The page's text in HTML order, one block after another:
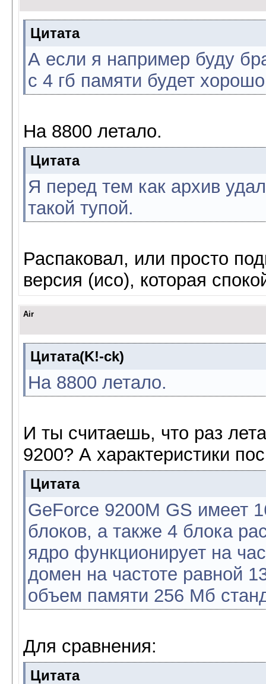
Цитата
А если я например буду
с 4 гб памяти будет
На 8800 летало.
Цитата
Я перед тем как архив
такой тупой.
Распаковал, или просто
версия (исо), которая
Air
Цитата(K!-ck)
На 8800 летало.
И ты считаешь, что раз
9200? А характеристики
Цитата
GeForce 9200M GS имеет
блоков, а также 4 блока
ядро функционирует на
домен на частоте равной
объем памяти 256 Мб
Для сравнения:
Цитата